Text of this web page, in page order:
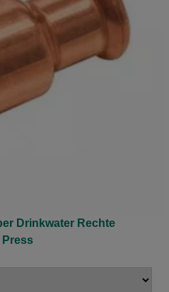
Drinkwater Rechte
Press